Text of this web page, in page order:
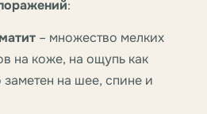
:
– множество мелких
на коже, на ощупь как
на шее, спине и